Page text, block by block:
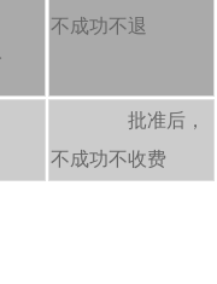
不成功不退
批准后，
不成功不收费